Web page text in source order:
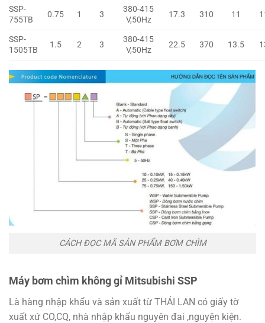
SSP-
755TB
0.75 1 3
380-415
V,50Hz
17.3 310 11
SSP-
1505TB
1.5 2 3
380-415
V,50Hz
22.5 370 13.5
CÁCH ĐỌC MÃ SẢN PHẨM BƠM CHÌM
Máy bơm chìm không gỉ Mitsubishi SSP
Là hàng nhập khẩu và sản xuất từ THÁI LAN có giấy tờ
xuất xứ CO,CQ, nhà nhập khẩu nguyên đai ,nguyện kiện.